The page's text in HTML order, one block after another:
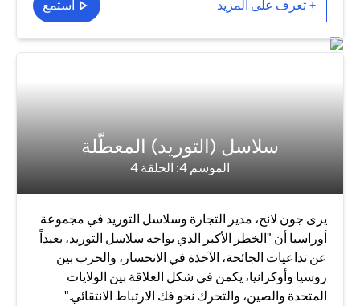
+ تعرف على المزيد استمع
سلاسل (التوريد) المعطّلة
الموسم 4: الحلقة 4
يرى جون لانج، مدير التجارة وسلاسل التوريد في مجموعة
أوراسيا أن "الخطر الأكبر الذي يواجه سلاسل التوريد، بعيداً
عن تداعيات الجائحة، الآخذة في الانحسار، والحرب بين
روسيا وأوكرانيا، يكمن في شكل العلاقة بين الولايات
المتحدة والصين، والتحرك نحو فك الارتباط الانتقائي."